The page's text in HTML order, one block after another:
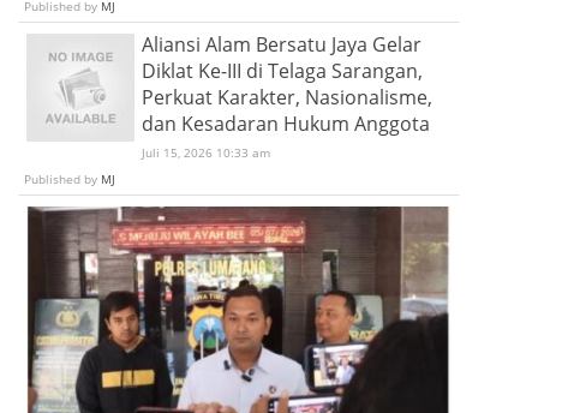
Published by MJ
Aliansi Alam Bersatu Jaya Gelar
Diklat Ke-III di Telaga Sarangan,
Perkuat Karakter, Nasionalisme,
dan Kesadaran Hukum Anggota
Juli 15, 2026 10:33 am
Published by MJ